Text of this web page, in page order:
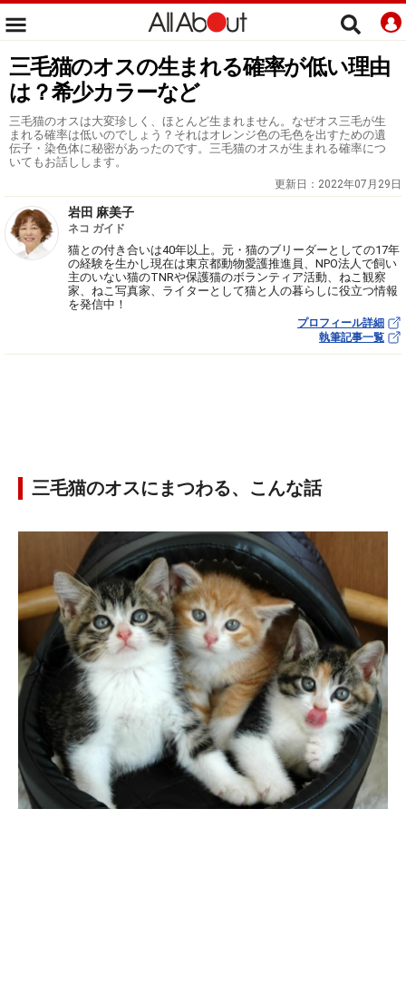
三毛猫のオスの生まれる確率が低い理由
は？希少カラーなど
三毛猫のオスは大変珍しく、ほとんど生まれません。なぜオス三毛が生
まれる確率は低いのでしょう？それはオレンジ色の毛色を出すための遺
伝子・染色体に秘密があったのです。三毛猫のオスが生まれる確率につ
いてもお話しします。
更新日： 2022年07月29日
岩田 麻美子
ネコ ガイド
猫との付き合いは40年以上。元・猫のブリーダーとしての17年
の経験を生かし現在は東京都動物愛護推進員、NPO法人で飼い
主のいない猫のTNRや保護猫のボランティア活動、ねこ観察
家、ねこ写真家、ライターとして猫と人の暮らしに役立つ情報
を発信中！
プロフィール詳細
執筆記事一覧
三毛猫のオスにまつわる、こんな話